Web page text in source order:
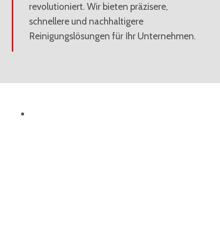
revolutioniert. Wir bieten präzisere,
schnellere und nachhaltigere
Reinigungslösungen für Ihr Unternehmen.